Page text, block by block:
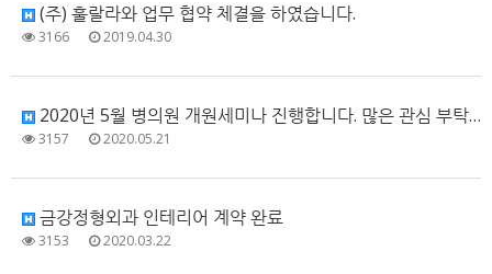
(주) 훌랄라와 업무 협약 체결을 하였습니다.
3166 2019.04.30
2020년 5월 병의원 개원세미나 진행합니다. 많은 관심 부탁드립니다.
3157 2020.05.21
금강정형외과 인테리어 계약 완료
3153 2020.03.22